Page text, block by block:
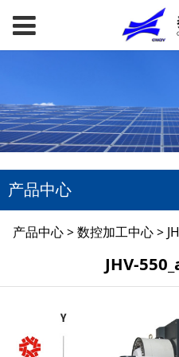
产品中心
JHV-
产品中心>数控加工中心>
JHV-